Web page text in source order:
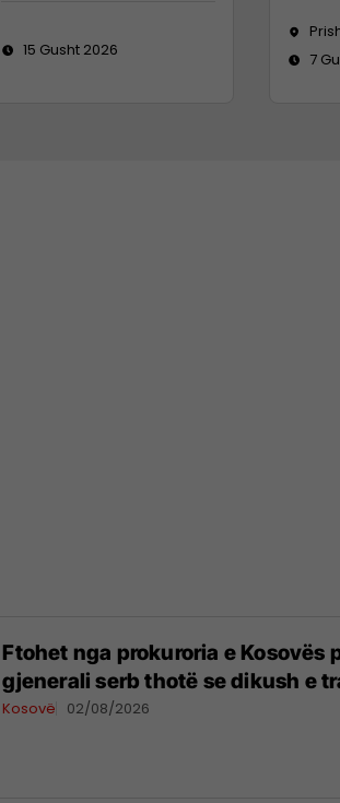
15 Gusht 2026
7
Ftohet nga prokuroria e Kosovës
gjenerali serb thotë se dikush e
Kosovë 02/08/2026